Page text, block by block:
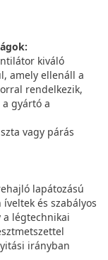
kiváló
amely ellenáll a
rendelkezik,
gyártó a
vagy párás
lapátozású
és szabályos
a légtechnikai
irányban